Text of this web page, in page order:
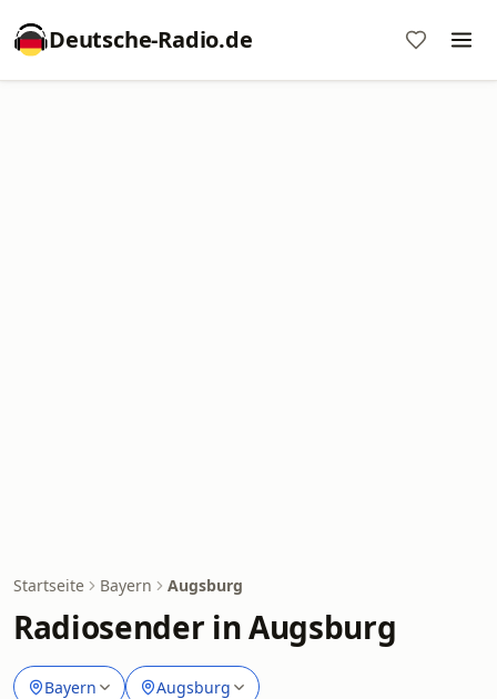
Deutsche-Radio.de
Startseite Bayern Augsburg
Radiosender in Augsburg
Bayern Augsburg